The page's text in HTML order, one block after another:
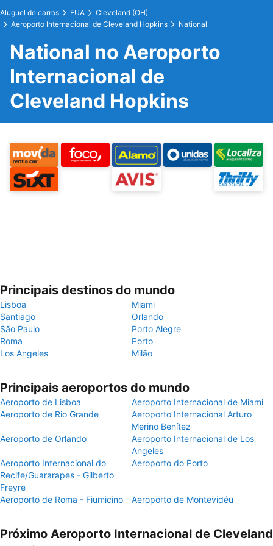
Aluguel de carros EUA
Cleveland (OH)
Aeroporto Internacional de Cleveland Hopkins
National
National no Aeroporto
Internacional de
Cleveland Hopkins
Principais destinos do mundo
Lisboa
Miami
Santiago
Orlando
São Paulo
Porto Alegre
Roma
Porto
Los Angeles
Milão
Principais aeroportos do mundo
Aeroporto de Lisboa
Aeroporto Internacional de Miami
Aeroporto de Rio Grande
Aeroporto Internacional Arturo
Merino Benítez
Aeroporto de Orlando
Aeroporto Internacional de Los
Angeles
Aeroporto Internacional do
Recife/Guararapes - Gilberto
Freyre
Aeroporto do Porto
Aeroporto de Roma - Fiumicino Aeroporto de Montevidéu
Próximo Aeroporto Internacional de Cleveland